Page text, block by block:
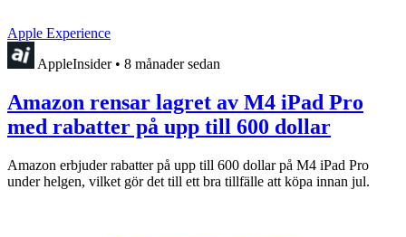
Apple Experience
AppleInsider • 8 månader sedan
Amazon rensar lagret av M4 iPad Pro
med rabatter på upp till 600 dollar
Amazon erbjuder rabatter på upp till 600 dollar på M4 iPad Pro
under helgen, vilket gör det till ett bra tillfälle att köpa innan jul.